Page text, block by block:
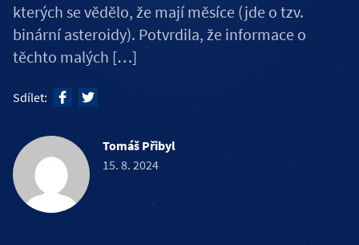
kterých se vědělo, že mají měsíce (jde o tzv.
binární asteroidy). Potvrdila, že informace o
těchto malých […]
Sdílet:
Tomáš Přibyl
15. 8. 2024